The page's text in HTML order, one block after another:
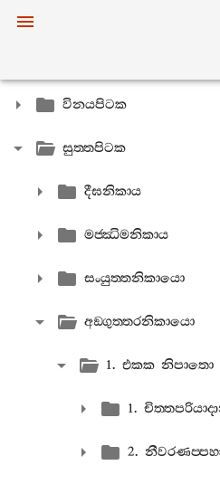
විනයපිටක
සුත‍්තපිටක
දීඝනිකාය
මජ‍්ඣිමනිකාය
සංයුත‍්තනිකායො
අඞ‍්ගුත‍්තරනිකායො
1. එකක නිපාතො
1.
2.